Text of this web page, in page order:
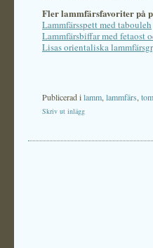
Fler lammfärsfavoriter på
Lammfärsspett med tabouleh
Lammfärsbiffar med fetaost
Lisas orientaliska
Publicerad ilamm lammfärs
Skriv ut inlägg